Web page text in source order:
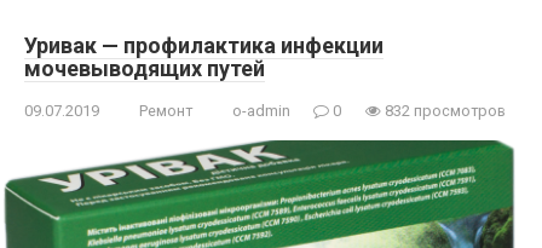
Уривак — профилактика инфекции
мочевыводящих путей
09.07.2019 Ремонт o-admin 0 832 просмотров